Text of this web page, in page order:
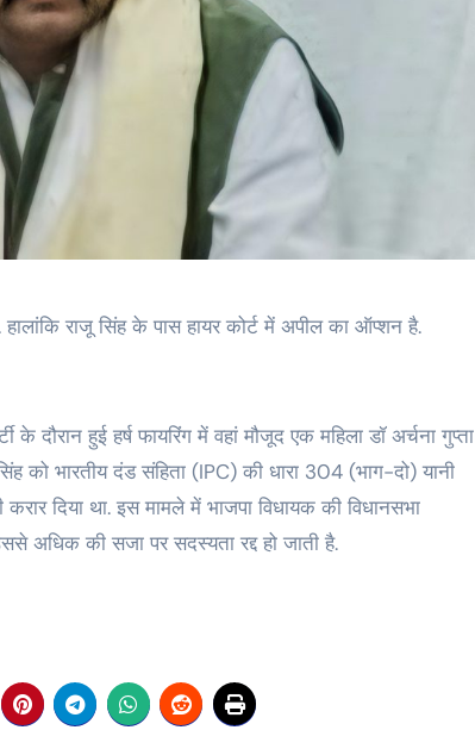
राजू सिंह के पास हायर कोर्ट में अपील का ऑप्शन है.
दौरान हुई हर्ष फायरिंग में वहां मौजूद एक महिला डॉ अर्चना गुप्ता
को भारतीय दंड संहिता (IPC) की धारा 304 (भाग-दो) यानी
दिया था. इस मामले में भाजपा विधायक की विधानसभा
अधिक की सजा पर सदस्यता रद्द हो जाती है.